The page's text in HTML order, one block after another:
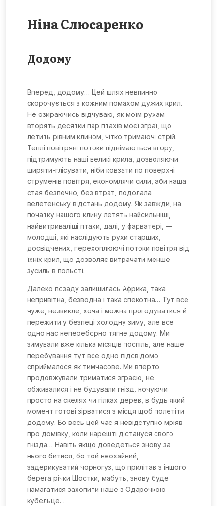
Ніна Слюсаренко
Додому
Вперед, додому… Цей шлях невпинно
скорочується з кожним помахом дужих крил.
Не озираючись відчуваю, як моїм рухам
вторять десятки пар птахів моєї зграї, що
летить рівним клином, чітко тримаючі стрій.
Теплі повітряні потоки піднімаються вгору,
підтримують наші великі крила, дозволяючи
ширяти-глісувати, ніби ковзати по поверхні
струменів повітря, економлячи сили, аби наша
стая безпечно, без втрат, подолала
велетенську відстань додому. Як завжди, на
початку нашого клину летять найсильніші,
найвитриваліші птахи, далі, у фарватері, —
молодші, які наслідують рухи старших,
досвідчених, перехоплюючі потоки повітря від
їхніх крил, що дозволяє витрачати менше
зусиль в польоті.
Далеко позаду залишилась Африка, така
непривітна, безводна і така спекотна… Тут все
чуже, незвикле, хоча і можна прогодуватися й
пережити у безпеці холодну зиму, але все
одно нас непереборно тягне додому. Ми
зимували вже кілька місяців поспіль, але наше
перебування тут все одно підсвідомо
сприймалося як тимчасове. Ми вперто
продовжували триматися зграєю, не
обживалися і не будували гнізд, ночуючи
просто на скелях чи гілках дерев, в будь який
момент готові зірватися з місця щоб полетіти
додому. Бо весь цей час я невідступно мріяв
про домівку, коли нарешті дістануся свого
гнізда… Навіть якщо доведеться знову за
нього битися, бо той неохайний,
задерикуватий чорногуз, що прилітав з іншого
берега річки Шостки, мабуть, знову буде
намагатися захопити наше з Одарочкою
кубельце…